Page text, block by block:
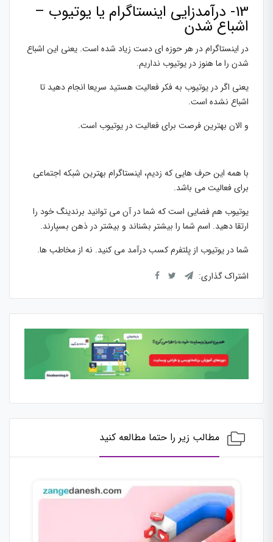
13- درآمدزایی اینستاگرام یا یوتیوب –
اشباع شدن
در اینستاگرام در هر حوزه ای دست زیاد شده است. یعنی این اشباع
شدن را ما هنوز در یوتیوب نداریم.
یعنی اگر در یوتیوب به فکر فعالیت هستید سریعا انجام دهید تا
اشباع نشده است.
و الان بهترین فرصت برای فعالیت در یوتیوب است.
با همه این حرف هایی که زدیم، اینستاگرام بهترین شبکه اجتماعی
برای فعالیت می باشد.
یوتیوب هم فضایی است که شما در آن می توانید برندینگ خود را
ارتقا دهید. اسم شما را بیشتر بشناند و بیشتر در ذهن بسپارند.
شما در یوتیوب از پلتفرم کسب درآمد می کنید. نه از مخاطب ها.
اشتراک گذاری:
مطالب زیر را حتما مطالعه کنید